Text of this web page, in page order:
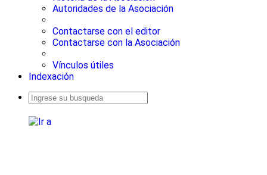
Autoridades de la Asociación
Contactarse con el editor
Contactarse con la Asociación
Vínculos útiles
Indexación